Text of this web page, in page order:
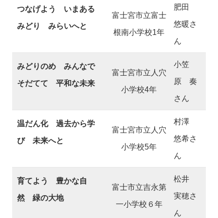
つなげよう いまある
みどり みらいへと
富士宮市立富士
根南小学校1年
肥田
悠暖さ
ん
みどりのめ みんなで
そだてて 平和な未来
富士宮市立人穴
小学校4年
小笠
原 奏
さん
温だん化 過去から学
び 未来へと
富士宮市立人穴
小学校5年
村澤
悠希さ
ん
育てよう 豊かな自
然 緑の大地
富士市立吉永第
一小学校６年
松井
実穂さ
ん